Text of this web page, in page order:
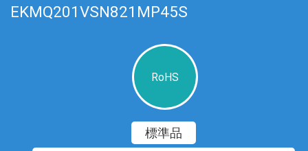
EKMQ201VSN821MP45S
RoHS
標準品